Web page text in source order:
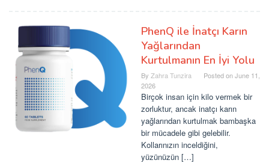
PhenQ ile İnatçı Karın
Yağlarından
Kurtulmanın En İyi Yolu
By Zahra Tunzira Posted onJune 11,
2026
Birçok insan için kilo vermek bir
zorluktur, ancak inatçı karın
yağlarından kurtulmak bambaşka
bir mücadele gibi gelebilir.
Kollarınızın inceldiğini,
yüzünüzün […]